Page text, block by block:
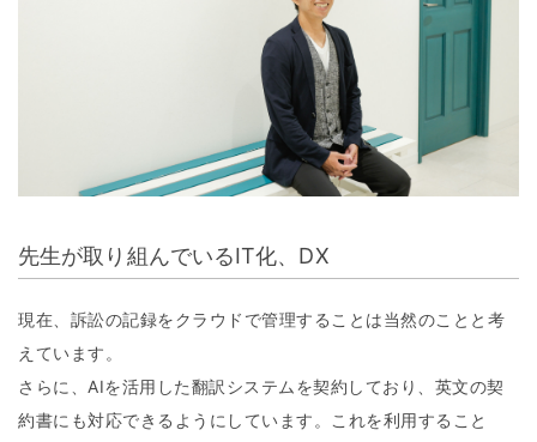
先生が取り組んでいるIT化、DX
現在、訴訟の記録をクラウドで管理することは当然のことと考
えています。
さらに、AIを活用した翻訳システムを契約しており、英文の契
約書にも対応できるようにしています。これを利用すること